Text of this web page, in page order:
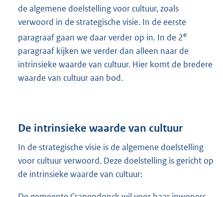
de algemene doelstelling voor cultuur, zoals
verwoord in de strategische visie. In de eerste
paragraaf gaan we daar verder op in. In de 2e
paragraaf kijken we verder dan alleen naar de
intrinsieke waarde van cultuur. Hier komt de bredere
waarde van cultuur aan bod.
De intrinsieke waarde van cultuur
In de strategische visie is de algemene doelstelling
voor cultuur verwoord. Deze doelstelling is gericht op
de intrinsieke waarde van cultuur: